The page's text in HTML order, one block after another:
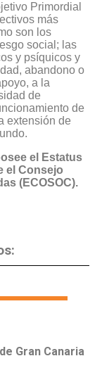
Primordial
más
son los
social; las
y psíquicos y
abandono o
a la
de
de
extensión de
el Estatus
el Consejo
(ECOSOC).
Gran Canaria